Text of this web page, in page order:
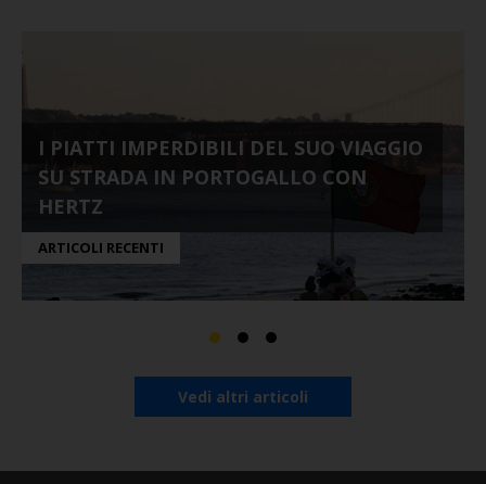
I PIATTI IMPERDIBILI DEL SUO VIAGGIO
SU STRADA IN PORTOGALLO CON
HERTZ
ARTICOLI RECENTI
Vedi altri articoli